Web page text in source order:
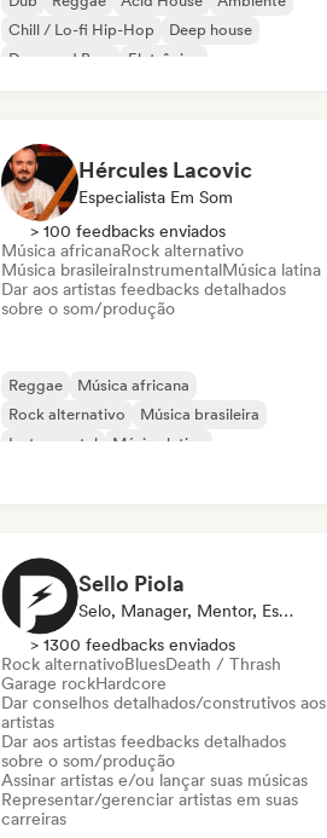
Chill / Lo-fi Hip-Hop
Deep house
Drum and Bass
Eletrônica
Hércules Lacovic
Especialista Em Som
> 100 feedbacks enviados
Música africanaRock alternativo
Música brasileiraInstrumentalMúsica latina
Dar aos artistas feedbacks detalhados
sobre o som/produção
Reggae
Música africana
Rock alternativo
Música brasileira
Instrumental
Música latina
Sello Piola
Selo, Manager, Mentor, Especialista Em Som
> 1300 feedbacks enviados
Rock alternativoBluesDeath / Thrash
Garage rockHardcore
Dar conselhos detalhados/construtivos aos
artistas
Dar aos artistas feedbacks detalhados
sobre o som/produção
Assinar artistas e/ou lançar suas músicas
Representar/gerenciar artistas em suas
carreiras